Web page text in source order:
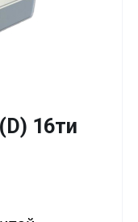
16ти